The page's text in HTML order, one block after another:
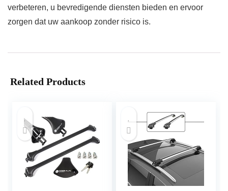
verbeteren, u bevredigende diensten bieden en ervoor
zorgen dat uw aankoop zonder risico is.
Related Products